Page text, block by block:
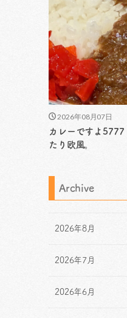
2026年08月07日
カレーですよ
たり欧風。
Archive
2026年8月
2026年7月
2026年6月